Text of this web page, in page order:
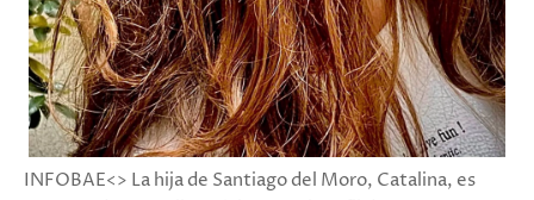
INFOBAE<> La hija de Santiago del Moro, Catalina, es